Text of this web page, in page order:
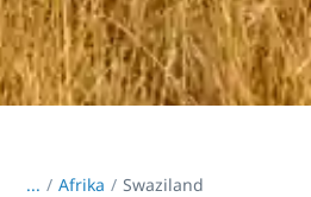
... / Afrika Swaziland